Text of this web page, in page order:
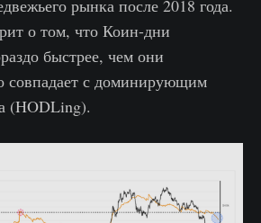
рынка после 2018 года.
о том, что Коин-дни
быстрее, чем они
совпадает с доминирующим
(HODLing).